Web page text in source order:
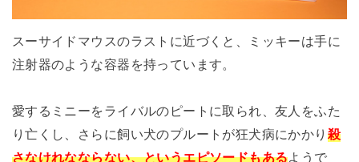
スーサイドマウスのラストに近づくと、ミッキーは手に
注射器のような容器を持っています。
愛するミニーをライバルのピートに取られ、友人をふた
り亡くし、さらに飼い犬のプルートが狂犬病にかかり 殺
さなけれなならない、というエピソードもあるようで